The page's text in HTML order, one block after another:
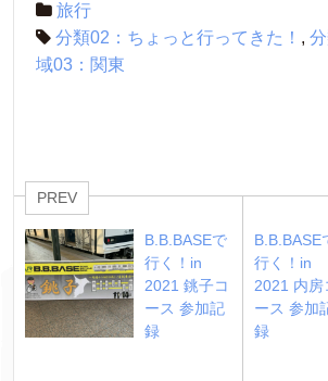
旅行
分類02：ちょっと行ってきた！ ,
域03：関東
PREV
B.B.BASEで
行く！in
2021 銚子コ
ース 参加記
録
B.B.BASE
行く！in
2021 内房
ース 参加
録